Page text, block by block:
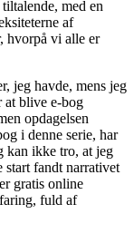
med en
af
hvorpå vi alle er
jeg havde, mens jeg
at blive e-bog
opdagelsen
i denne serie, har
kan ikke tro, at jeg
start fandt narrativet
gratis online
fuld af